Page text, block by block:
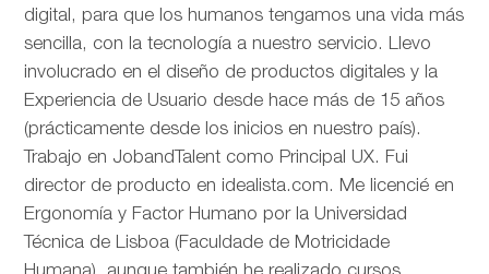
digital, para que los humanos tengamos una vida más
sencilla, con la tecnología a nuestro servicio. Llevo
involucrado en el diseño de productos digitales y la
Experiencia de Usuario desde hace más de 15 años
(prácticamente desde los inicios en nuestro país).
Trabajo en JobandTalent como Principal UX. Fui
director de producto en idealista.com. Me licencié en
Ergonomía y Factor Humano por la Universidad
Técnica de Lisboa (Faculdade de Motricidade